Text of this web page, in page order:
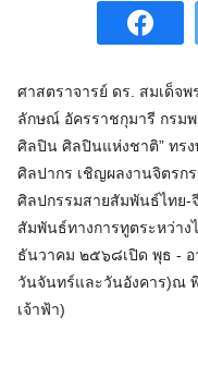
ศาสตราจารย์ ดร. สมเด็จพ
ลักษณ์ อัครราชกุมารี กรม
ศิลปิน ศิลปินแห่งชาติ” ทร
ศิลปากร เชิญผลงานจิตรก
ศิลปกรรม​สายสัมพันธ์​ไทย​-
สัมพันธ์​ทางการทูตระหว่า
ธันวาคม​ ๒๕๖๘เปิด พุธ​ -​
วันจันทร์​และวันอังคาร)ณ
เจ้าฟ้า)